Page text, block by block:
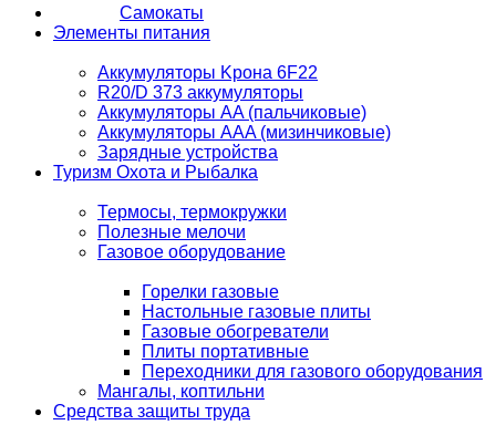
Самокаты
Элементы питания
Аккумуляторы Kрона 6F22
R20/D 373 аккумуляторы
Аккумуляторы AA (пальчиковые)
Аккумуляторы AAA (мизинчиковые)
Зарядные устройства
Туризм Охота и Рыбалка
Термосы, термокружки
Полезные мелочи
Газовое оборудование
Горелки газовые
Настольные газовые плиты
Газовые обогреватели
Плиты портативные
Переходники для газового оборудования
Мангалы, коптильни
Средства защиты труда